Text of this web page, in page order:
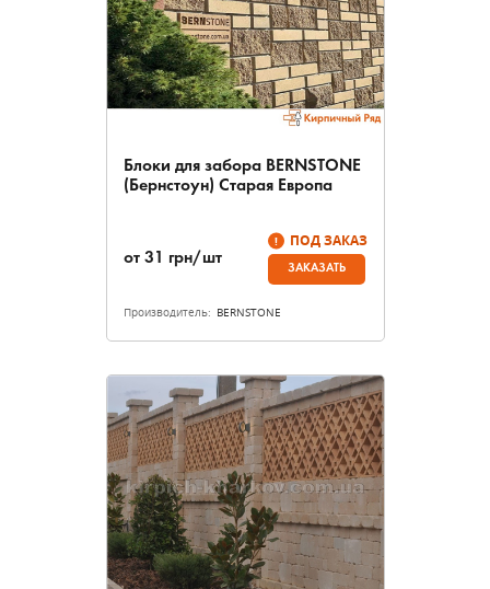
Блоки для забора BERNSTONE
(Бернстоун) Старая Европа
от 31 грн/шт
ПОД ЗАКАЗ
ЗАКАЗАТЬ
Производитель: BERNSTONE